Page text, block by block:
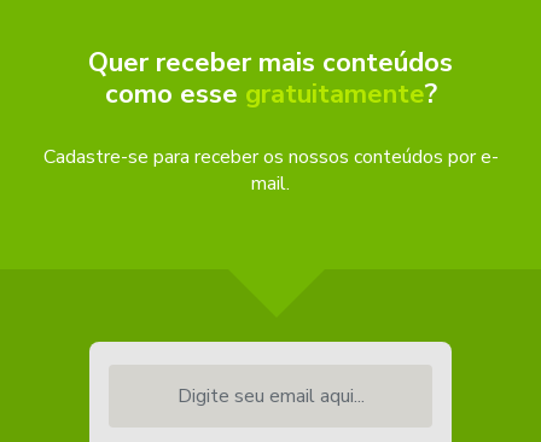
Quer receber mais conteúdos
como esse gratuitamente?
Cadastre-se para receber os nossos conteúdos por e-
mail.